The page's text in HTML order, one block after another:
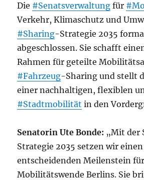
Die #Senatsverwaltung für
Verkehr, Klimaschutz und
#Sharing-Strategie 2035
abgeschlossen. Sie schafft
Rahmen für geteilte
#Fahrzeug-Sharing und stellt
einer nachhaltigen, flexiblen
#Stadtmobilität in den
Senatorin Ute Bonde: „Mit der
Strategie 2035 setzen wir einen
entscheidenden Meilenstein
Mobilitätswende Berlins. Sie